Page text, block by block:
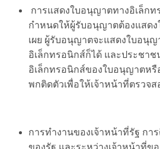
การแสดงใบอนุญาตทางอิเล็กท
กำหนดให้ผู้รับอนุญาตต้องแสดง
เผย ผู้รับอนุญาตจะแสดงใบอนุ
อิเล็กทรอนิกส์ก็ได้ และประชา
อิเล็กทรอนิกส์ของใบอนุญาตหรื
พกติดตัวเพื่อให้เจ้าหน้าที่ตรวจส
การทำงานของเจ้าหน้าที่รัฐ กา